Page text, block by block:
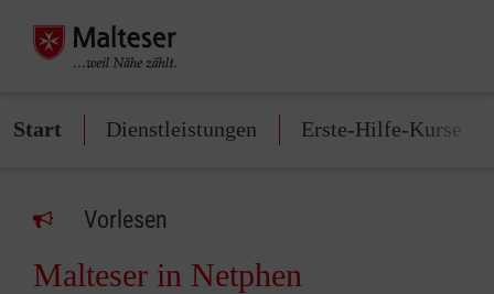
Start Dienstleistungen Erste-Hilfe-Kurse
Vorlesen
Malteser in Netphen